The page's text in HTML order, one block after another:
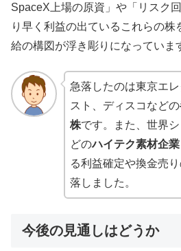
SpaceX上場の原資」や「リスク
り早く利益の出ているこれらの株
給の構図が浮き彫りになっていま
急落したのは東京エ
スト、ディスコなどの
株です。また、世界
どのハイテク素材企業
る利益確定や換金売
落しました。
今後の見通しはどうか